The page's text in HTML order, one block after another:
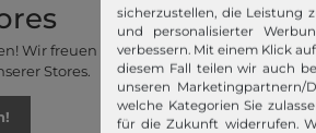
Wir freuen uns auf
Stores.
Wir
sicherzustellen, die Leistung
und personalisierter
verbessern. Mit einem Klick
diesem Fall teilen wir auch
unseren Marketingpartnern/
welche Kategorien Sie
für die Zukunft widerrufen.